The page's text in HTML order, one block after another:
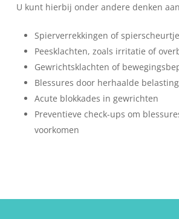
U kunt hierbij onder andere denken
Spierverrekkingen of
Peesklachten, zoals irritatie of
Gewrichtsklachten of
Blessures door herhaalde belasting
Acute blokkades in gewrichten
Preventieve check-ups om
voorkomen